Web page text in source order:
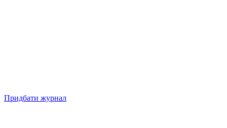
Придбати журнал